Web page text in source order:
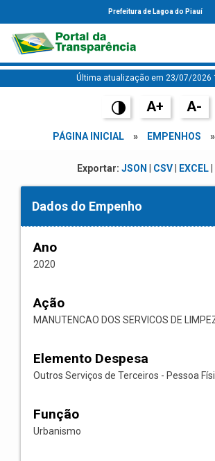
Prefeitura de Lagoa do Piauí
Última atualização em 23/07/2026
A+ A-
PÁGINA INICIAL » EMPENHOS
Exportar: JSON CSV| EXCEL|
Dados do Empenho
Ano
2020
Ação
MANUTENCAO DOS SERVICOS DE
Elemento Despesa
Outros Serviços de Terceiros - Pessoa
Função
Urbanismo